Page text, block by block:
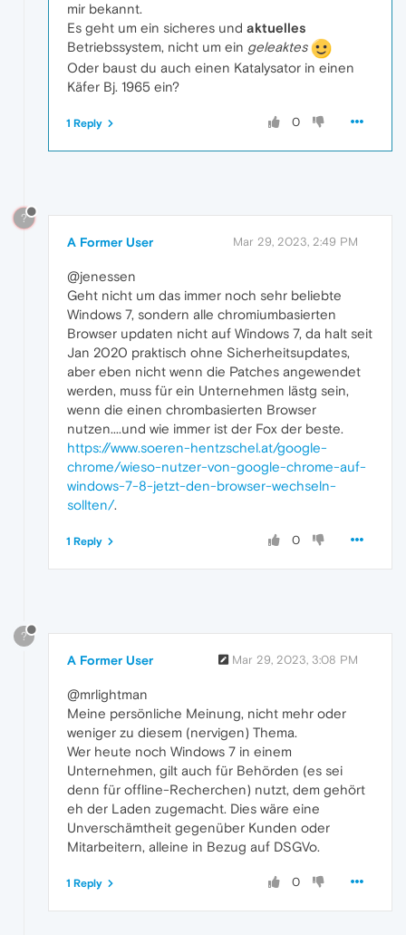
mir bekannt.
Es geht um ein sicheres und aktuelles
Betriebssystem, nicht um ein geleaktes
Oder baust du auch einen Katalysator in einen
Käfer Bj. 1965 ein?
0
1 Reply
?
A Former User Mar 29, 2023, 2:49 PM
@jenessen
Geht nicht um das immer noch sehr beliebte
Windows 7, sondern alle chromiumbasierten
Browser updaten nicht auf Windows 7, da halt seit
Jan 2020 praktisch ohne Sicherheitsupdates,
aber eben nicht wenn die Patches angewendet
werden, muss für ein Unternehmen lästg sein,
wenn die einen chrombasierten Browser
nutzen....und wie immer ist der Fox der beste.
https://www.soeren-hentzschel.at/google-
chrome/wieso-nutzer-von-google-chrome-auf-
windows-7-8-jetzt-den-browser-wechseln-
sollten/.
0
1 Reply
?
A Former User Mar 29, 2023, 3:08 PM
@mrlightman
Meine persönliche Meinung, nicht mehr oder
weniger zu diesem (nervigen) Thema.
Wer heute noch Windows 7 in einem
Unternehmen, gilt auch für Behörden (es sei
denn für offline-Recherchen) nutzt, dem gehört
eh der Laden zugemacht. Dies wäre eine
Unverschämtheit gegenüber Kunden oder
Mitarbeitern, alleine in Bezug auf DSGVo.
0
1 Reply